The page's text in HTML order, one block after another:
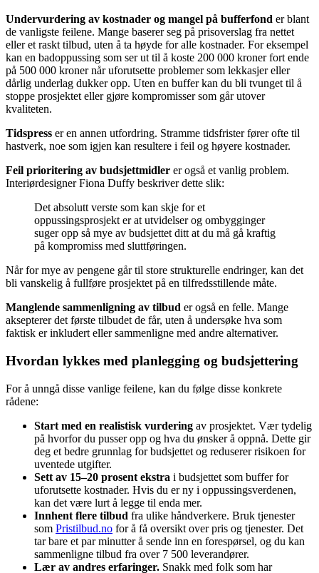
Undervurdering av kostnader og mangel på bufferfond er blant
de vanligste feilene. Mange baserer seg på prisoverslag fra nettet
eller et raskt tilbud, uten å ta høyde for alle kostnader. For eksempel
kan en badoppussing som ser ut til å koste 200 000 kroner fort ende
på 500 000 kroner når uforutsette problemer som lekkasjer eller
dårlig underlag dukker opp. Uten en buffer kan du bli tvunget til å
stoppe prosjektet eller gjøre kompromisser som går utover
kvaliteten.
Tidspress er en annen utfordring. Stramme tidsfrister fører ofte til
hastverk, noe som igjen kan resultere i feil og høyere kostnader.
Feil prioritering av budsjettmidler er også et vanlig problem.
Interiørdesigner Fiona Duffy beskriver dette slik:
Det absolutt verste som kan skje for et
oppussingsprosjekt er at utvidelser og ombygginger
suger opp så mye av budsjettet ditt at du må gå kraftig
på kompromiss med sluttføringen.
Når for mye av pengene går til store strukturelle endringer, kan det
bli vanskelig å fullføre prosjektet på en tilfredsstillende måte.
Manglende sammenligning av tilbud er også en felle. Mange
aksepterer det første tilbudet de får, uten å undersøke hva som
faktisk er inkludert eller sammenligne med andre alternativer.
Hvordan lykkes med planlegging og budsjettering
For å unngå disse vanlige feilene, kan du følge disse konkrete
rådene:
Start med en realistisk vurdering av prosjektet. Vær tydelig
på hvorfor du pusser opp og hva du ønsker å oppnå. Dette gir
deg et bedre grunnlag for budsjettet og reduserer risikoen for
uventede utgifter.
Sett av 15–20 prosent ekstra i budsjettet som buffer for
uforutsette kostnader. Hvis du er ny i oppussingsverdenen,
kan det være lurt å legge til enda mer.
Innhent flere tilbud fra ulike håndverkere. Bruk tjenester
som Pristilbud.no for å få oversikt over pris og tjenester. Det
tar bare et par minutter å sende inn en forespørsel, og du kan
sammenligne tilbud fra over 7 500 leverandører.
Lær av andres erfaringer. Snakk med folk som har